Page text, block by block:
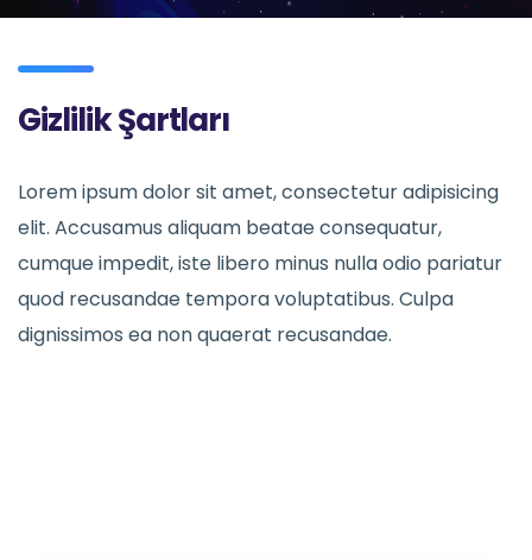
Gizlilik Şartları
Lorem ipsum dolor sit amet, consectetur adipisicing
elit. Accusamus aliquam beatae consequatur,
cumque impedit, iste libero minus nulla odio pariatur
quod recusandae tempora voluptatibus. Culpa
dignissimos ea non quaerat recusandae.